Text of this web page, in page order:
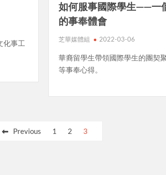
化事工
如何服事國際學生——一
的事奉體會
芝華媒體組 2022-03-06
華裔留學生帶領國際學生的團契
等事奉心得。
Previous 1 2 3